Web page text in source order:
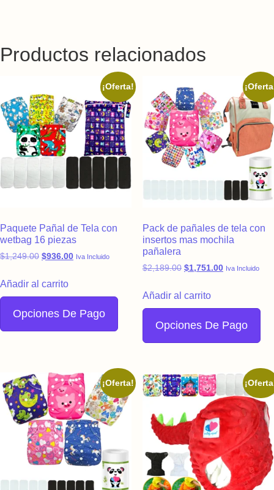
Productos relacionados
¡Oferta!
Paquete Pañal de Tela con
wetbag 16 piezas
$1,249.00 Original price was: $1,249.00.
$936.00Current price is: $936.00.
Iva Incluido
Añadir al carrito
Opciones De Pago
Pack de pañales de tela con
insertos mas mochila
pañalera
$2,189.00 Original price was:
$1,751.00Current
Iva Incluido
Añadir al carrito
Opciones De Pago
¡Oferta!